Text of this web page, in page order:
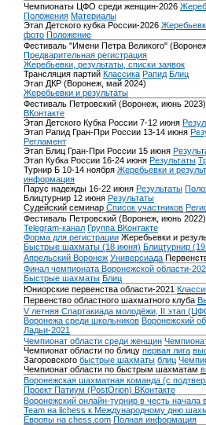
Чемпионаты ЦФО среди женщин-2026
Положения Материалы
Этап Детского кубка России-2026
фото Положение
Фестиваль "Имени Петра Великого"
Предварительная регистрация
Жеребьевки, результаты, списки заявок
Трансляция партий Классика Рапид Блиц
Этап ДКР (Воронеж, май 2024)
Жеребьевки и результаты
Фестиваль Петровский (Воронеж, июнь 2023)
ВКонтакте
Этап Детского Кубка России 7-12 июня
Этап Рапид Гран-При России 13-14 июня
Регламент
Этап Блиц Гран-При России 15 июня
Этап Кубка России 16-24 июня Результаты
Турнир Б 10-14 ноября Жеребьевки и
информация
Парус надежды 16-22 июня Результаты
Блицтурнир 12 июня Результаты
Судейский семинар Список участников
Фестиваль Петровский (Воронеж, июнь 2022)
Telegram-канал Группа ВКонтакте
Форма для регистрации Жеребьевки и
Быстрые шахматы (18 июня) Блицтурнир
Апрельский Воронеж Универсиада
Финал чемпионата Воронежской области-
Быстрые шахматы Блиц
Юниорские первенства области-2021
Первенство областного шахматного клуба
V летняя Спартакиада молодёжи, II этап
Воронежа среди школьников Воронежский
Ладьи-2021
Чемпионат области среди женщин
Чемпионат области по блицу первая лига
Загоровского быстрые шахматы блиц
Чемпионат области по быстрым шахматам
Воронежская шахматная команда (с
Проект Патиум (PostOrion) ВКонтакте
Воронежский онлайн-турнир в честь начала
Team на lichess к Международному дню
Европы на chess.com Полная информация